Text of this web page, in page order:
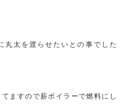
丸太を渡らせたいとの事でした
ますので薪ボイラーで燃料にし